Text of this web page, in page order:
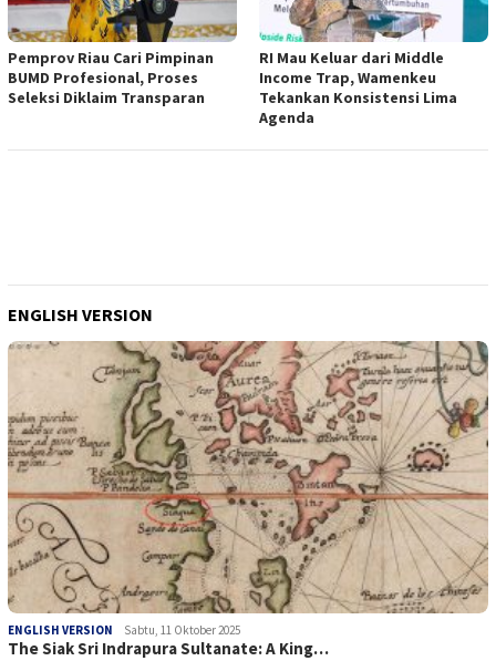
Pemprov Riau Cari Pimpinan
BUMD Profesional, Proses
Seleksi Diklaim Transparan
RI Mau Keluar dari Middle
Income Trap, Wamenkeu
Tekankan Konsistensi Lima
Agenda
ENGLISH VERSION
ENGLISH VERSION Sabtu, 11 Oktober 2025
The Siak Sri Indrapura Sultanate: A King…